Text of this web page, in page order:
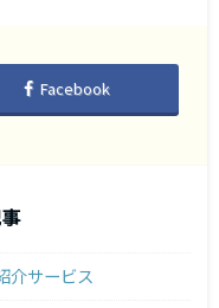
Facebook
介サービス